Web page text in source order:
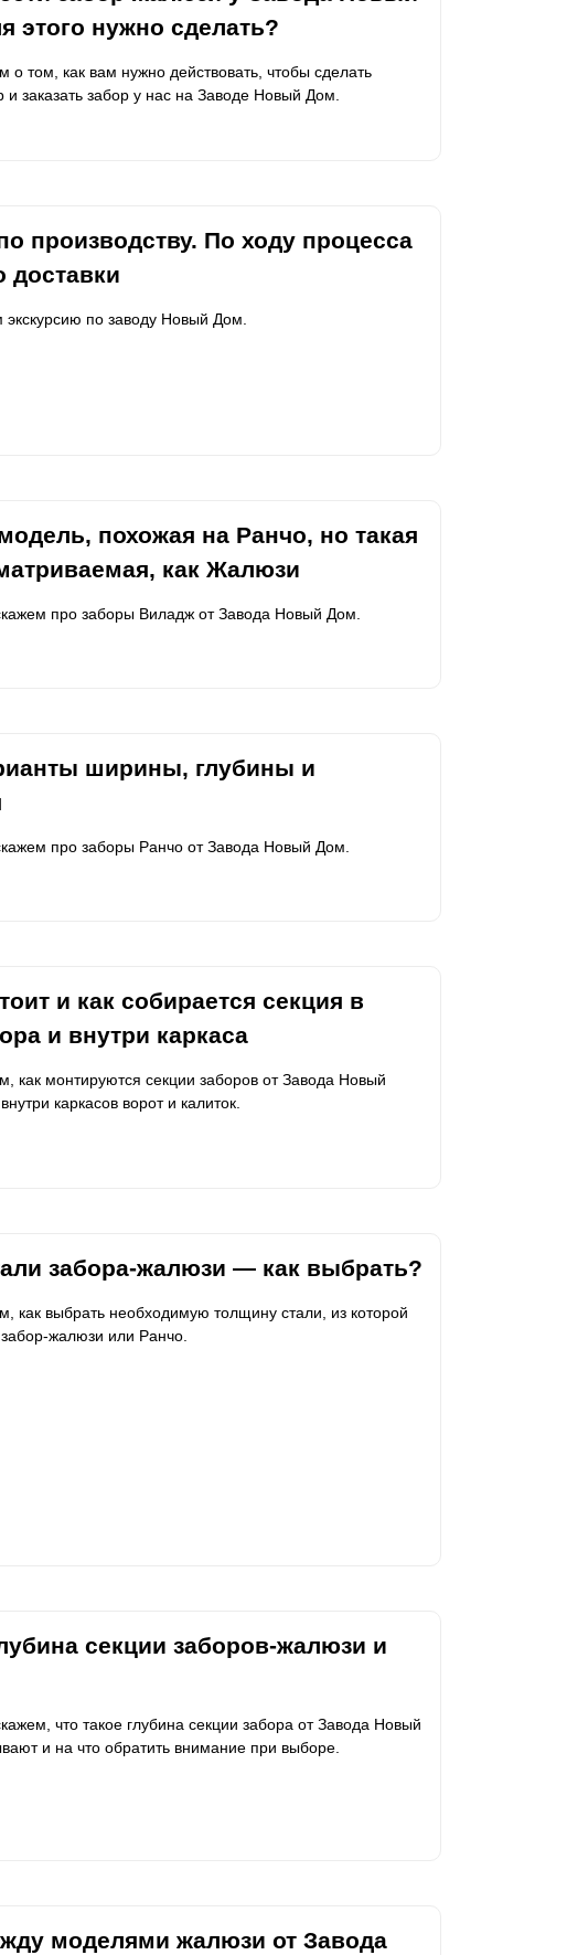
Каркасы ворот
Входные группы
этого нужно сделать?
о том, как вам нужно действовать, чтобы сделать
заказать забор у нас на Заводе Новый Дом.
производству. По ходу процесса
доставки
экскурсию по заводу Новый Дом.
похожая на Ранчо, но такая
как Жалюзи
про заборы Виладж от Завода Новый Дом.
ширины, глубины и
про заборы Ранчо от Завода Новый Дом.
и как собирается секция в
и внутри каркаса
как монтируются секции заборов от Завода Новый
каркасов ворот и калиток.
забора-жалюзи — как выбрать?
как выбрать необходимую толщину стали, из которой
жалюзи или Ранчо.
секции заборов-жалюзи и
что такое глубина секции забора от Завода Новый
и на что обратить внимание при выборе.
моделями жалюзи от Завода